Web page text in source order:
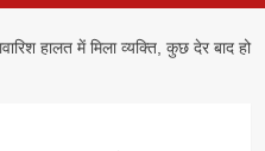
हालत में मिला व्यक्ति, कुछ देर बाद हो